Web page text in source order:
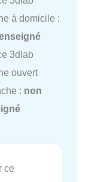
à domicile :
3dlab
ouvert
: non
ce